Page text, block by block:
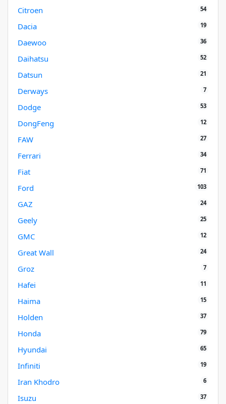
Citroen 54
Dacia 19
Daewoo 36
Daihatsu 52
Datsun 21
Derways 7
Dodge 53
DongFeng 12
FAW 27
Ferrari 34
Fiat 71
Ford 103
GAZ 24
Geely 25
GMC 12
Great Wall 24
Groz 7
Hafei 11
Haima 15
Holden 37
Honda 79
Hyundai 65
Infiniti 19
Iran Khodro 6
Isuzu 37